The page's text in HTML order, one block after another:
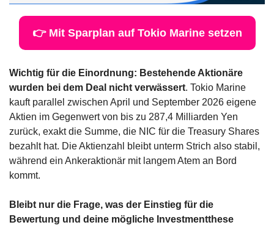
👉 Mit Sparplan auf Tokio Marine setzen
Wichtig für die Einordnung: Bestehende Aktionäre
wurden bei dem Deal nicht verwässert. Tokio Marine
kauft parallel zwischen April und September 2026 eigene
Aktien im Gegenwert von bis zu 287,4 Milliarden Yen
zurück, exakt die Summe, die NIC für die Treasury Shares
bezahlt hat. Die Aktienzahl bleibt unterm Strich also stabil,
während ein Ankeraktionär mit langem Atem an Bord
kommt.
Bleibt nur die Frage, was der Einstieg für die
Bewertung und deine mögliche Investmentthese